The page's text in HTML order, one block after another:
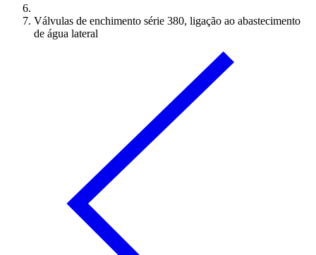
Válvulas de enchimento série 380, ligação ao abastecimento
de água lateral